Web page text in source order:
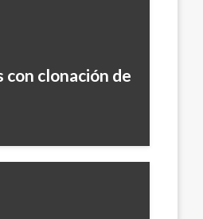
clonación de